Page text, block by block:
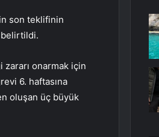
son teklifinin
belirtildi.
zararı onarmak için
6. haftasına
oluşan üç büyük